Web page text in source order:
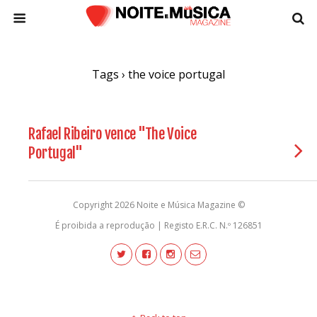
Tags › the voice portugal
Rafael Ribeiro vence "The Voice
Portugal"
Copyright 2026 Noite e Música Magazine ©
É proibida a reprodução | Registo E.R.C. N.º 126851